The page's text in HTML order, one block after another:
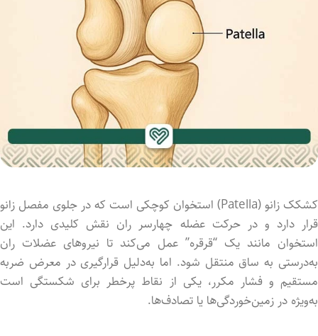
کشکک زانو (Patella) استخوان کوچکی است که در جلوی مفصل زانو
قرار دارد و در حرکت عضله چهارسر ران نقش کلیدی دارد. این
استخوان مانند یک “قرقره” عمل می‌کند تا نیروهای عضلات ران
به‌درستی به ساق منتقل شود. اما به‌دلیل قرارگیری در معرض ضربه
مستقیم و فشار مکرر، یکی از نقاط پرخطر برای شکستگی است
به‌ویژه در زمین‌خوردگی‌ها یا تصادف‌ها.